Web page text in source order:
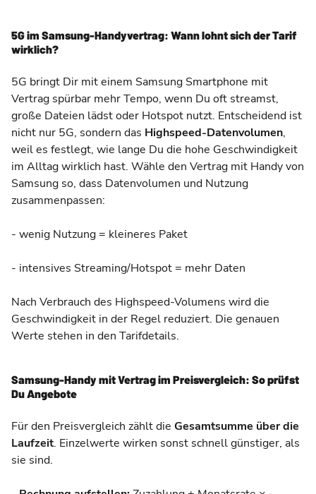
5G im Samsung-Handyvertrag: Wann lohnt sich der Tarif
wirklich?
5G bringt Dir mit einem Samsung Smartphone mit
Vertrag spürbar mehr Tempo, wenn Du oft streamst,
große Dateien lädst oder Hotspot nutzt. Entscheidend ist
nicht nur 5G, sondern das Highspeed-Datenvolumen,
weil es festlegt, wie lange Du die hohe Geschwindigkeit
im Alltag wirklich hast. Wähle den Vertrag mit Handy von
Samsung so, dass Datenvolumen und Nutzung
zusammenpassen:
- wenig Nutzung = kleineres Paket
- intensives Streaming/Hotspot = mehr Daten
Nach Verbrauch des Highspeed-Volumens wird die
Geschwindigkeit in der Regel reduziert. Die genauen
Werte stehen in den Tarifdetails.
Samsung-Handy mit Vertrag im Preisvergleich: So prüfst
Du Angebote
Für den Preisvergleich zählt die Gesamtsumme über die
Laufzeit. Einzelwerte wirken sonst schnell günstiger, als
sie sind.